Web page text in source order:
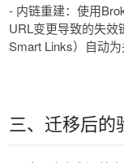
- 内链重建：使用
URL变更导致的失
Smart Links）自动为
三、迁移后的